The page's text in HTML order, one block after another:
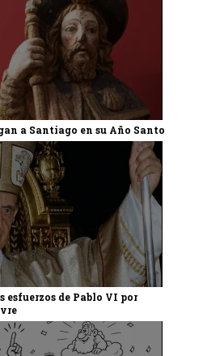
a Santiago en su Año Santo
esfuerzos de Pablo VI por